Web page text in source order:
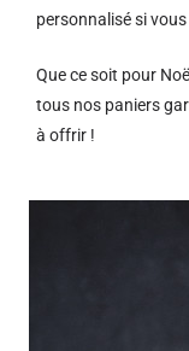
personnalisé si
Que ce soit pour
tous nos paniers
à offrir !